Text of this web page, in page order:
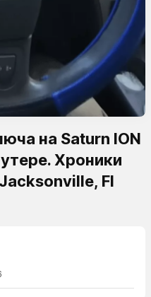
на Saturn ION
Хроники
Fl